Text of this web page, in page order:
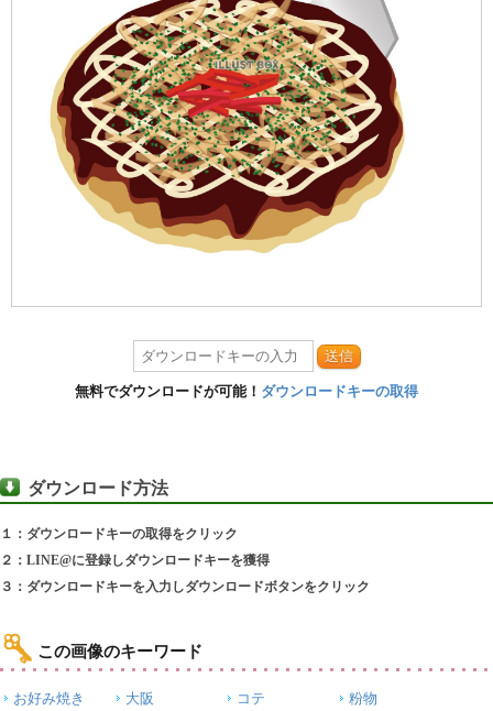
送信
無料でダウンロードが可能！ ダウンロードキーの取得
ダウンロード方法
１：ダウンロードキーの取得をクリック
２：LINE@に登録しダウンロードキーを獲得
３：ダウンロードキーを入力しダウンロードボタンをクリック
この画像のキーワード
お好み焼き 大阪 コテ
粉物